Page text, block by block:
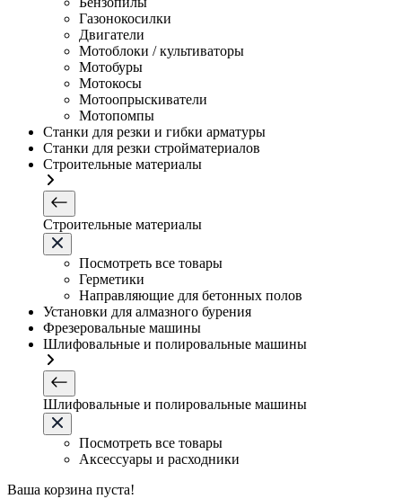
Газонокосилки
Двигатели
Мотоблоки / культиваторы
Мотобуры
Мотокосы
Мотоопрыскиватели
Мотопомпы
Станки для резки и гибки арматуры
Станки для резки стройматериалов
Строительные материалы
Строительные материалы
Посмотреть все товары
Герметики
Направляющие для бетонных полов
Установки для алмазного бурения
Фрезеровальные машины
Шлифовальные и полировальные машины
Шлифовальные и полировальные машины
Посмотреть все товары
Аксессуары и расходники
Ваша корзина пуста!